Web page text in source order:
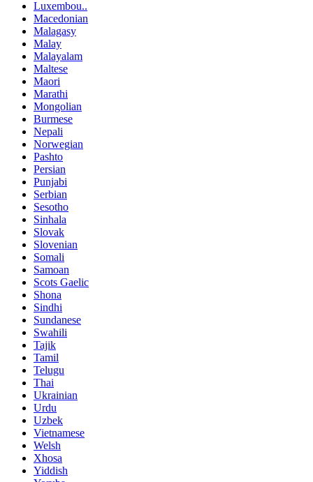
Luxembou..
Macedonian
Malagasy
Malay
Malayalam
Maltese
Maori
Marathi
Mongolian
Burmese
Nepali
Norwegian
Pashto
Persian
Punjabi
Serbian
Sesotho
Sinhala
Slovak
Slovenian
Somali
Samoan
Scots Gaelic
Shona
Sindhi
Sundanese
Swahili
Tajik
Tamil
Telugu
Thai
Ukrainian
Urdu
Uzbek
Vietnamese
Welsh
Xhosa
Yiddish